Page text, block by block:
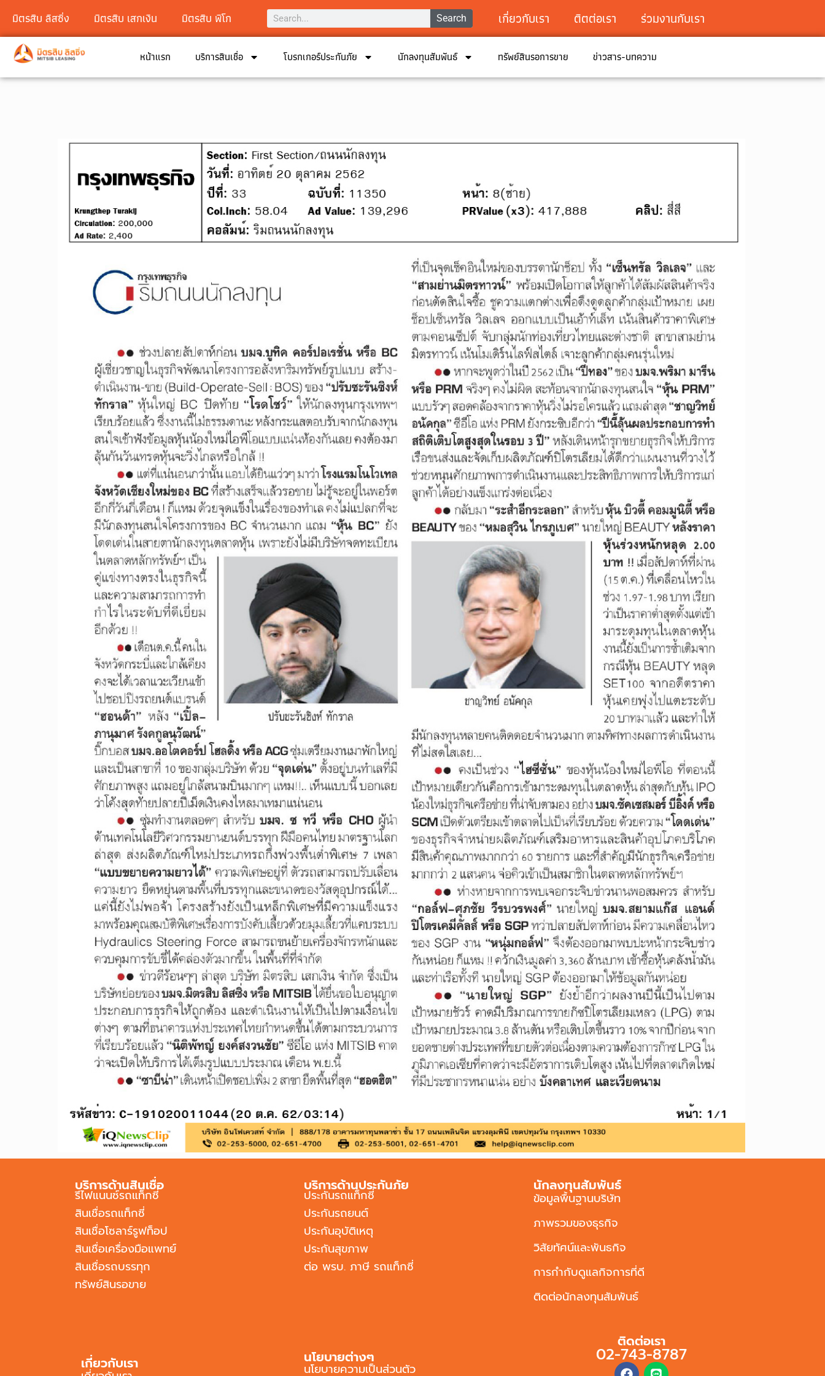
มิตรสิบ ลิสซิ่ง มิตรสิบ เสกเงิน มิตรสิบ พิโก Search เกี่ยวกับเรา ติตต่อเรา ร่วมงานกับเรา
หน้าแรก บริการสินเชื่อ โบรกเกอร์ประกันภัย นักลงทุนสัมพันธ์ ทรัพย์สินรอการขาย ข่าวสาร-บทความ
บริการด้านสินเชื่อ
รีไฟแนนซ์รถแท็กซี่
สินเชื่อรถแท็กซี่
สินเชื่อโซลาร์รูฟท็อป
สินเชื่อเครื่องมือแพทย์
สินเชื่อรถบรรทุก
ทรัพย์สินรอขาย
บริการด้านประกันภัย
ประกันรถแท็กซี่
ประกันรถยนต์
ประกันอุบัติเหตุ
ประกันสุขภาพ
ต่อ พรบ. ภาษี รถแท็กซี่
นักลงทุนสัมพันธ์
ข้อมูลพื้นฐานบริษัท
ภาพรวมของธุรกิจ
วิสัยทัศน์และพันธกิจ
การกำกับดูแลกิจการที่ดี
ติดต่อนักลงทุนสัมพันธ์
เกี่ยวกับเรา นโยบายต่างๆ
นโยบายความเป็นส่วนตัว
ติดต่อเรา
02-743-8787